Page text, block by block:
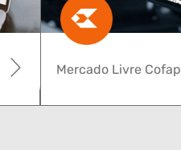
Mercado Livre Cofap